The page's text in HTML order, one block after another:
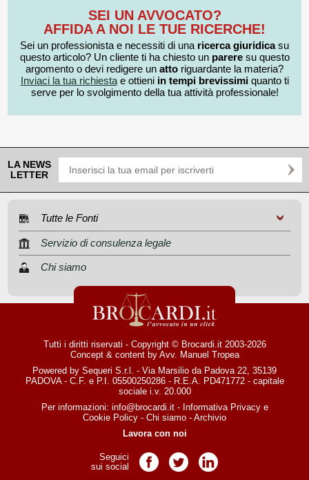
SEI UN AVVOCATO?
AFFIDA A NOI LE TUE RICERCHE!
Sei un professionista e necessiti di una ricerca giuridicasu
questo articolo? Un cliente ti ha chiesto un pareresu questo
argomento o devi redigere un atto riguardante la materia?
Inviaci la tua richiestae ottieni in tempi brevissimiquanto ti
serve per lo svolgimento della tua attività professionale!
LA NEWS
LETTER
Tutte le Fonti
Servizio di consulenza legale
Chi siamo
Tutti i diritti riservati - Copyright © Brocardi.it 2003-2026
Concept & content by Avv. Manuel Tropea
Powered by Sequeri S.r.l. - Via Marsilio da Padova 22, 35139
PADOVA - C.F. e P.I. 05500250286 - R.E.A. PD471772 - capitale
sociale i.v. 20.000
Per informazioni: info@brocardi.it- Informativa Privacye
Cookie Policy - Chi siamo - Archivio
Lavora con noi
Seguici
sui social
Pagina Facebook
Pagina TwitterPagina LinkedIn